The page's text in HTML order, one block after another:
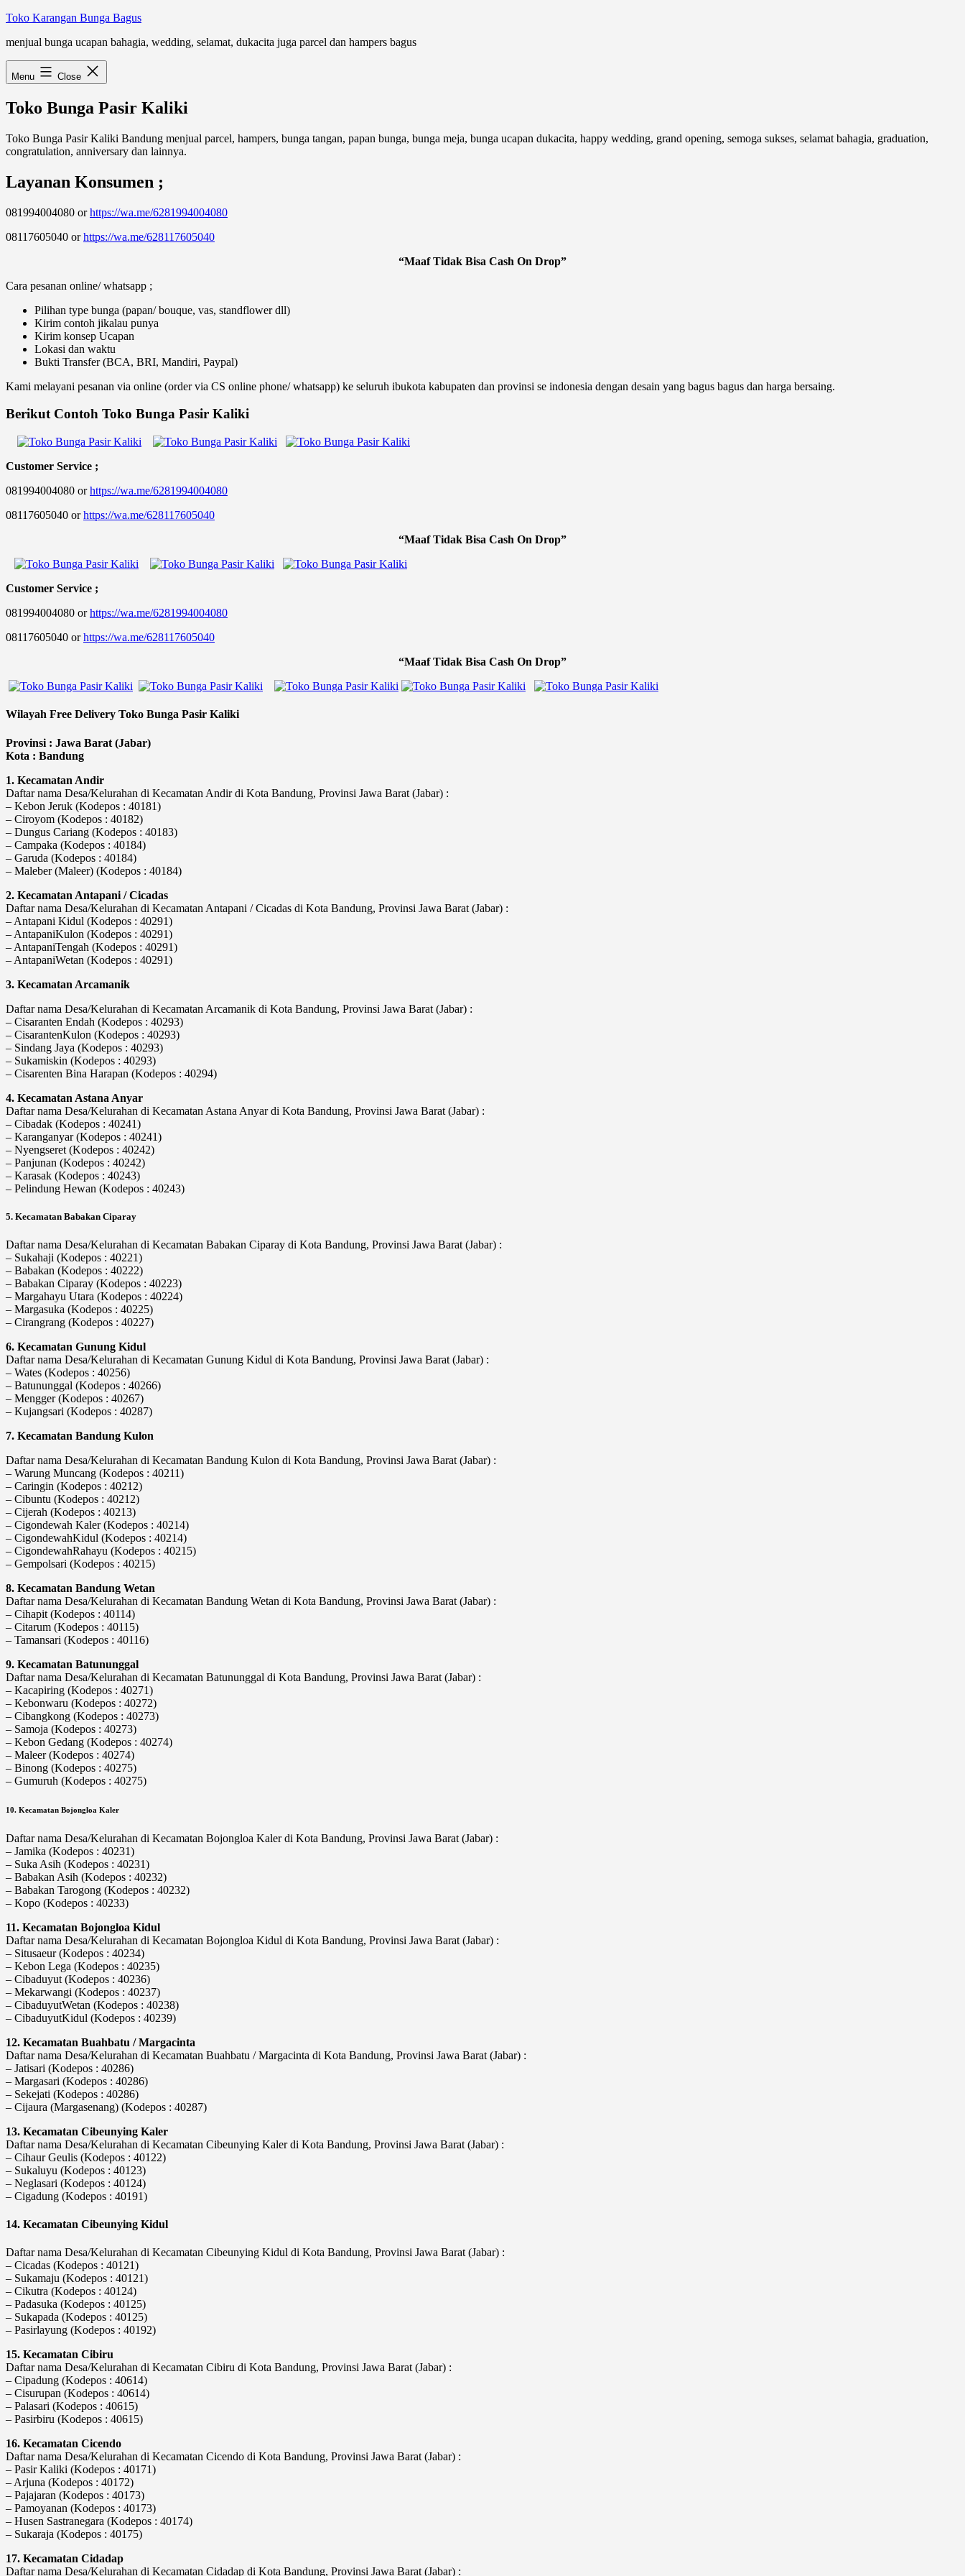
Skip
content
Toko Karangan Bunga Bagus
menjual bunga ucapan bahagia, wedding, selamat, dukacita juga parcel dan hampers bagus
Menu Close
Toko Bunga Pasir Kaliki
Toko Bunga Pasir Kaliki Bandung menjual parcel, hampers, bunga tangan, papan bunga, bunga meja, bunga ucapan dukacita, happy wedding, grand opening, semoga sukses, selamat bahagia, graduation,
congratulation, anniversary dan lainnya.
Layanan Konsumen ;
081994004080 orhttps://wa.me/6281994004080
08117605040 orhttps://wa.me/628117605040
“Maaf Tidak Bisa Cash On Drop”
Cara pesanan online/ whatsapp ;
Pilihan type bunga (papan/ bouque, vas, standflower dll)
Kirim contoh jikalau punya
Kirim konsep Ucapan
Lokasi dan waktu
Bukti Transfer (BCA, BRI, Mandiri, Paypal)
Kami melayani pesanan via online (order via CS online phone/ whatsapp) ke seluruh ibukota kabupaten dan provinsi se indonesia dengan desain yang bagus bagus dan harga bersaing.
Berikut Contoh Toko Bunga Pasir Kaliki
Customer Service ;
081994004080 orhttps://wa.me/6281994004080
08117605040 orhttps://wa.me/628117605040
“Maaf Tidak Bisa Cash On Drop”
Customer Service ;
081994004080 orhttps://wa.me/6281994004080
08117605040 orhttps://wa.me/628117605040
“Maaf Tidak Bisa Cash On Drop”
Wilayah Free Delivery Toko Bunga Pasir Kaliki
Provinsi : Jawa Barat (Jabar)
Kota : Bandung
1. Kecamatan Andir
Daftar nama Desa/Kelurahan di Kecamatan Andir di Kota Bandung, Provinsi Jawa Barat (Jabar) :
– Kebon Jeruk (Kodepos : 40181)
– Ciroyom (Kodepos : 40182)
– Dungus Cariang (Kodepos : 40183)
– Campaka (Kodepos : 40184)
– Garuda (Kodepos : 40184)
– Maleber (Maleer) (Kodepos : 40184)
2. Kecamatan Antapani / Cicadas
Daftar nama Desa/Kelurahan di Kecamatan Antapani / Cicadas di Kota Bandung, Provinsi Jawa Barat (Jabar) :
– Antapani Kidul (Kodepos : 40291)
– AntapaniKulon (Kodepos : 40291)
– AntapaniTengah (Kodepos : 40291)
– AntapaniWetan (Kodepos : 40291)
3. Kecamatan Arcamanik
Daftar nama Desa/Kelurahan di Kecamatan Arcamanik di Kota Bandung, Provinsi Jawa Barat (Jabar) :
– Cisaranten Endah (Kodepos : 40293)
– CisarantenKulon (Kodepos : 40293)
– Sindang Jaya (Kodepos : 40293)
– Sukamiskin (Kodepos : 40293)
– Cisarenten Bina Harapan (Kodepos : 40294)
4. Kecamatan Astana Anyar
Daftar nama Desa/Kelurahan di Kecamatan Astana Anyar di Kota Bandung, Provinsi Jawa Barat (Jabar) :
– Cibadak (Kodepos : 40241)
– Karanganyar (Kodepos : 40241)
– Nyengseret (Kodepos : 40242)
– Panjunan (Kodepos : 40242)
– Karasak (Kodepos : 40243)
– Pelindung Hewan (Kodepos : 40243)
5. Kecamatan Babakan Ciparay
Daftar nama Desa/Kelurahan di Kecamatan Babakan Ciparay di Kota Bandung, Provinsi Jawa Barat (Jabar) :
– Sukahaji (Kodepos : 40221)
– Babakan (Kodepos : 40222)
– Babakan Ciparay (Kodepos : 40223)
– Margahayu Utara (Kodepos : 40224)
– Margasuka (Kodepos : 40225)
– Cirangrang (Kodepos : 40227)
6. Kecamatan Gunung Kidul
Daftar nama Desa/Kelurahan di Kecamatan Gunung Kidul di Kota Bandung, Provinsi Jawa Barat (Jabar) :
– Wates (Kodepos : 40256)
– Batununggal (Kodepos : 40266)
– Mengger (Kodepos : 40267)
– Kujangsari (Kodepos : 40287)
7. Kecamatan Bandung Kulon
Daftar nama Desa/Kelurahan di Kecamatan Bandung Kulon di Kota Bandung, Provinsi Jawa Barat (Jabar) :
– Warung Muncang (Kodepos : 40211)
– Caringin (Kodepos : 40212)
– Cibuntu (Kodepos : 40212)
– Cijerah (Kodepos : 40213)
– Cigondewah Kaler (Kodepos : 40214)
– CigondewahKidul (Kodepos : 40214)
– CigondewahRahayu (Kodepos : 40215)
– Gempolsari (Kodepos : 40215)
8. Kecamatan Bandung Wetan
Daftar nama Desa/Kelurahan di Kecamatan Bandung Wetan di Kota Bandung, Provinsi Jawa Barat (Jabar) :
– Cihapit (Kodepos : 40114)
– Citarum (Kodepos : 40115)
– Tamansari (Kodepos : 40116)
9. Kecamatan Batununggal
Daftar nama Desa/Kelurahan di Kecamatan Batununggal di Kota Bandung, Provinsi Jawa Barat (Jabar) :
– Kacapiring (Kodepos : 40271)
– Kebonwaru (Kodepos : 40272)
– Cibangkong (Kodepos : 40273)
– Samoja (Kodepos : 40273)
– Kebon Gedang (Kodepos : 40274)
– Maleer (Kodepos : 40274)
– Binong (Kodepos : 40275)
– Gumuruh (Kodepos : 40275)
10. Kecamatan Bojongloa Kaler
Daftar nama Desa/Kelurahan di Kecamatan Bojongloa Kaler di Kota Bandung, Provinsi Jawa Barat (Jabar) :
– Jamika (Kodepos : 40231)
– Suka Asih (Kodepos : 40231)
– Babakan Asih (Kodepos : 40232)
– Babakan Tarogong (Kodepos : 40232)
– Kopo (Kodepos : 40233)
11. Kecamatan Bojongloa Kidul
Daftar nama Desa/Kelurahan di Kecamatan Bojongloa Kidul di Kota Bandung, Provinsi Jawa Barat (Jabar) :
– Situsaeur (Kodepos : 40234)
– Kebon Lega (Kodepos : 40235)
– Cibaduyut (Kodepos : 40236)
– Mekarwangi (Kodepos : 40237)
– CibaduyutWetan (Kodepos : 40238)
– CibaduyutKidul (Kodepos : 40239)
12. Kecamatan Buahbatu / Margacinta
Daftar nama Desa/Kelurahan di Kecamatan Buahbatu / Margacinta di Kota Bandung, Provinsi Jawa Barat (Jabar) :
– Jatisari (Kodepos : 40286)
– Margasari (Kodepos : 40286)
– Sekejati (Kodepos : 40286)
– Cijaura (Margasenang) (Kodepos : 40287)
13. Kecamatan Cibeunying Kaler
Daftar nama Desa/Kelurahan di Kecamatan Cibeunying Kaler di Kota Bandung, Provinsi Jawa Barat (Jabar) :
– Cihaur Geulis (Kodepos : 40122)
– Sukaluyu (Kodepos : 40123)
– Neglasari (Kodepos : 40124)
– Cigadung (Kodepos : 40191)
14. Kecamatan Cibeunying Kidul
Daftar nama Desa/Kelurahan di Kecamatan Cibeunying Kidul di Kota Bandung, Provinsi Jawa Barat (Jabar) :
– Cicadas (Kodepos : 40121)
– Sukamaju (Kodepos : 40121)
– Cikutra (Kodepos : 40124)
– Padasuka (Kodepos : 40125)
– Sukapada (Kodepos : 40125)
– Pasirlayung (Kodepos : 40192)
15. Kecamatan Cibiru
Daftar nama Desa/Kelurahan di Kecamatan Cibiru di Kota Bandung, Provinsi Jawa Barat (Jabar) :
– Cipadung (Kodepos : 40614)
– Cisurupan (Kodepos : 40614)
– Palasari (Kodepos : 40615)
– Pasirbiru (Kodepos : 40615)
16. Kecamatan Cicendo
Daftar nama Desa/Kelurahan di Kecamatan Cicendo di Kota Bandung, Provinsi Jawa Barat (Jabar) :
– Pasir Kaliki (Kodepos : 40171)
– Arjuna (Kodepos : 40172)
– Pajajaran (Kodepos : 40173)
– Pamoyanan (Kodepos : 40173)
– Husen Sastranegara (Kodepos : 40174)
– Sukaraja (Kodepos : 40175)
17. Kecamatan Cidadap
Daftar nama Desa/Kelurahan di Kecamatan Cidadap di Kota Bandung, Provinsi Jawa Barat (Jabar) :